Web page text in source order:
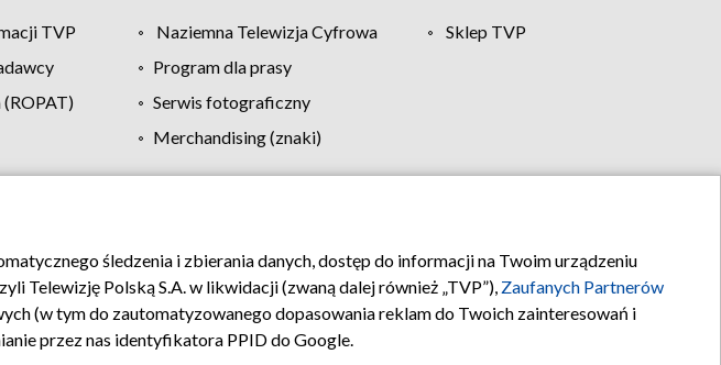
TVP Naziemna Telewizja Cyfrowa
Sklep TVP
Program dla prasy
(ROPAT)
Serwis fotograficzny
Merchandising (znaki)
Pomoc Biuro reklamy Kontakt
śledzenia i zbierania danych, dostęp do informacji na Twoim urządzeniu
Telewizję Polską S.A. w likwidacji (zwaną dalej również „TVP”), Zaufanych Partnerów
(w tym do zautomatyzowanego dopasowania reklam do Twoich zainteresowań i
przez nas identyfikatora PPID do Google.